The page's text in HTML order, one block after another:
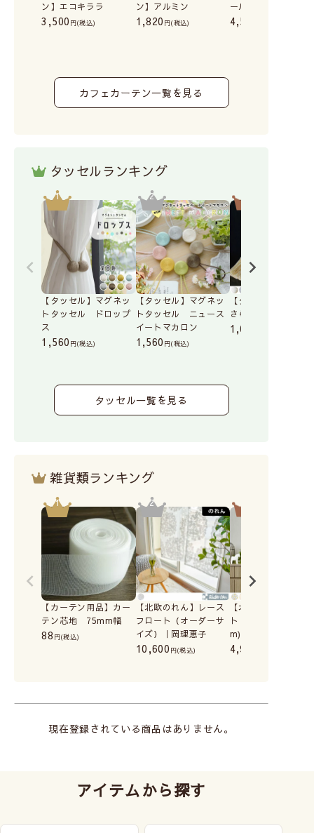
ン】エコキララ
3,500 (税込)
ン】アルミン
1,820 (税込)
ールワン
4,500
カフェカーテン一覧を見る
タッセルランキング
【タッセル】マグネッ
トタッセル ドロップ
ス
1,560 (税込)
【タッセル】マグネッ
トタッセル ニュース
イートマカロン
1,560 (税込)
【タッセル】ひとさ
さら
1,045
タッセル一覧を見る
雑貨類ランキング
【カーテン用品】カー
テン芯地 75mm幅
88 (税込)
【北欧のれん】レース
フロート（オーダーサ
イズ）｜岡理恵子
10,600 (税込)
【北欧のれん】フロ
ト（幅85cm×丈150c
m)｜岡理恵子
4,980
現在登録されている商品はありません。
アイテムから探す